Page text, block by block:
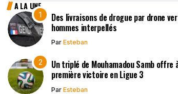
A LA UNE
Des livraisons de drogue par drone
hommes interpellés
Par Esteban
Un triplé de Mouhamadou Samb offre
première victoire en Ligue 3
Par Esteban